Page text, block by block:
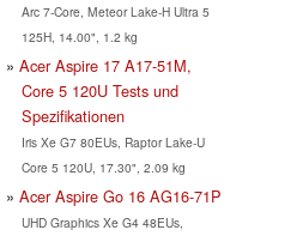
Arc 7-Core, Meteor Lake-H Ultra 5
125H, 14.00", 1.2 kg
Acer Aspire 17 A17-51M,
Core 5 120U Tests und
Spezifikationen
Iris Xe G7 80EUs, Raptor Lake-U
Core 5 120U, 17.30", 2.09 kg
Acer Aspire Go 16 AG16-71P
UHD Graphics Xe G4 48EUs,